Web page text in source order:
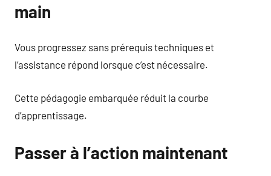
main
Vous progressez sans prérequis techniques et
l’assistance répond lorsque c’est nécessaire.
Cette pédagogie embarquée réduit la courbe
d’apprentissage.
Passer à l’action maintenant